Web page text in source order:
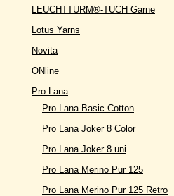
LEUCHTTURM®-TUCH Garne
Lotus Yarns
Novita
ONline
Pro Lana
Pro Lana Basic Cotton
Pro Lana Joker 8 Color
Pro Lana Joker 8 uni
Pro Lana Merino Pur 125
Pro Lana Merino Pur 125 Retro